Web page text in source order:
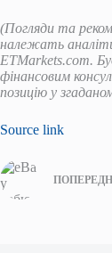
(Погляди та
належать
ETMarkets.com.
фінансовим
позицію у
Source link